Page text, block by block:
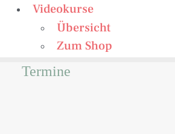
Videokurse
Übersicht
Zum Shop
Termine